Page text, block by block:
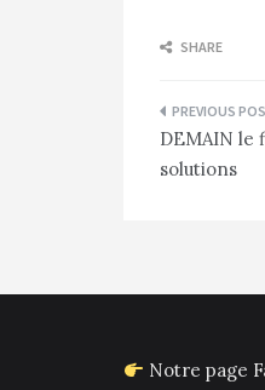
SHARE
de
DEMAIN le
solutions
Notre page